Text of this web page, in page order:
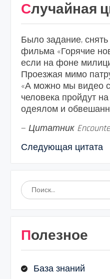
Случайная
Было задание,
фильма «Горячие
если на фоне
Проезжая мимо
«А можно мы видео
человека пройдут
одеялом и
— Цитатник
Следующая цитата
Найти:
Полезное
База знаний